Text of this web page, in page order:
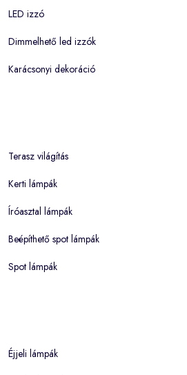
LED izzó
Dimmelhető led izzók
Karácsonyi dekoráció
Terasz világítás
Kerti lámpák
Íróasztal lámpák
Beépíthető spot lámpák
Spot lámpák
Éjjeli lámpák